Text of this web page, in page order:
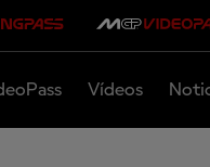
Vídeos